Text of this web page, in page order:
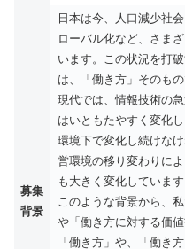
募集
背景
日本は今、人口減少社
ローバル化など、さま
います。この状況を打
は、「働き方」そのもの
現代では、情報技術の
はいともたやすく変化
環境下で変化し続けな
営環境の移り変わりに
も大きく変化しています
このような背景から、
や「働き方に対する価
「働き方」や、「働き